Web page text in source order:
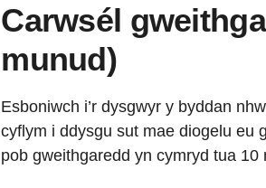
Carwsél
munud)
Esboniwch i’r dysgwyr y byddan
cyflym i ddysgu sut mae diogelu eu
pob gweithgaredd yn cymryd tua 10